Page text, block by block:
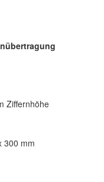
Ziffernhöhe
300 mm